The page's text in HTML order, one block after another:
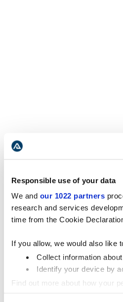
Responsible use of your data
We and our 1022 partners
research and services
time from the Cookie
If you allow, we would also like
Collect information
Identify your device by
Find out more about how your